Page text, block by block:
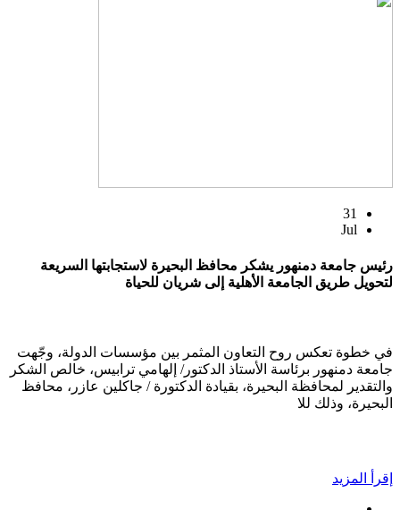
31
Jul
رئيس جامعة دمنهور يشكر محافظ البحيرة لاستجابتها السريعة
لتحويل طريق الجامعة الأهلية إلى شريان للحياة
في خطوة تعكس روح التعاون المثمر بين مؤسسات الدولة، وجّهت
جامعة دمنهور برئاسة الأستاذ الدكتور/ إلهامي ترابيس، خالص الشكر
والتقدير لمحافظة البحيرة، بقيادة الدكتورة / جاكلين عازر، محافظ
البحيرة، وذلك للا
إقرأ المزيد